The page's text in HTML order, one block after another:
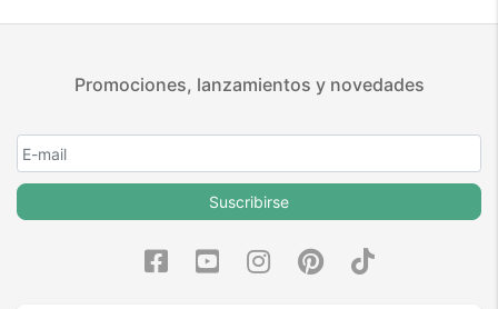
Promociones, lanzamientos y novedades
Suscribirse